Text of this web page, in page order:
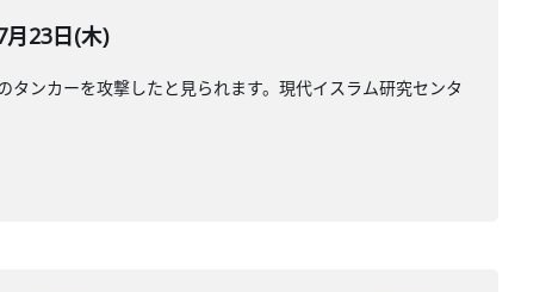
月23日(木)
ンカーを攻撃したと見られます。現代イスラム研究センタ